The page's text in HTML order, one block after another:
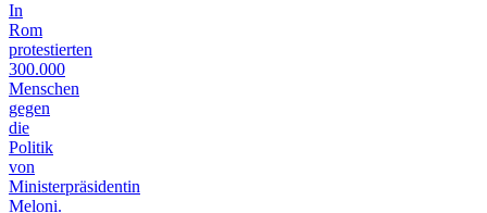
In
Rom
protestierten
300.000
Menschen
gegen
die
Politik
von
Ministerpräsidentin
Meloni.